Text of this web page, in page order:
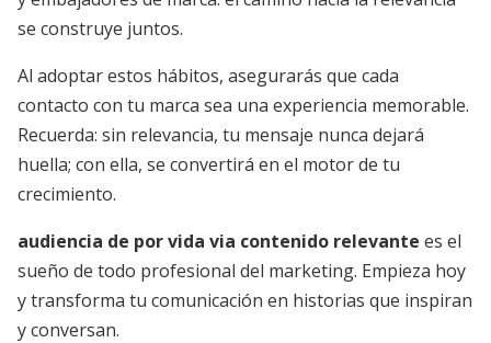
se construye juntos.
Al adoptar estos hábitos, asegurarás que cada
contacto con tu marca sea una experiencia memorable.
Recuerda: sin relevancia, tu mensaje nunca dejará
huella; con ella, se convertirá en el motor de tu
crecimiento.
audiencia de por vida via contenido relevante es el
sueño de todo profesional del marketing. Empieza hoy
y transforma tu comunicación en historias que inspiran
y conversan.